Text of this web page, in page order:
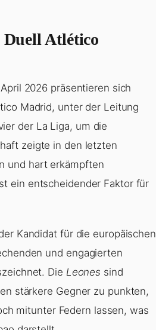
Atlético
2026 präsentieren sich
Madrid, unter der Leitung
der La Liga, um die
zeigte in den letzten
und hart erkämpften
ein entscheidender Faktor für
Kandidat für die europäischen
und engagierten
Die Leones sind
stärkere Gegner zu punkten,
mitunter Federn lassen, was